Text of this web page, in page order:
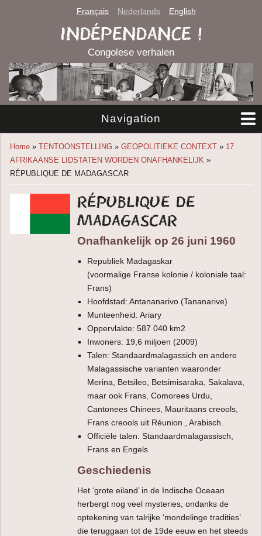
Français Nederlands English
INDÉPENDANCE !
Congolese verhalen
Navigation
You are here
Home » TENTOONSTELLING » GEOPOLITIEKE CONTEXT » 17
AFRIKAANSE LIDSTATEN WORDEN ONAFHANKELIJK »
RÉPUBLIQUE DE MADAGASCAR
République de
Madagascar
Onafhankelijk op 26 juni 1960
Republiek Madagaskar
(voormalige Franse kolonie / koloniale taal:
Frans)
Hoofdstad: Antananarivo (Tananarive)
Munteenheid: Ariary
Oppervlakte: 587 040 km2
Inwoners: 19,6 miljoen (2009)
Talen: Standaardmalagassich en andere
Malagassische varianten waaronder
Merina, Betsileo, Betsimisaraka, Sakalava,
maar ook Frans, Comorees Urdu,
Cantonees Chinees, Mauritaans creools,
Frans creools uit Réunion , Arabisch.
Officiële talen: Standaardmalagassisch,
Frans en Engels
Geschiedenis
Het ‘grote eiland’ in de Indische Oceaan
herbergt nog veel mysteries, ondanks de
optekening van talrijke ‘mondelinge tradities’
die teruggaan tot de 19de eeuw en het steeds